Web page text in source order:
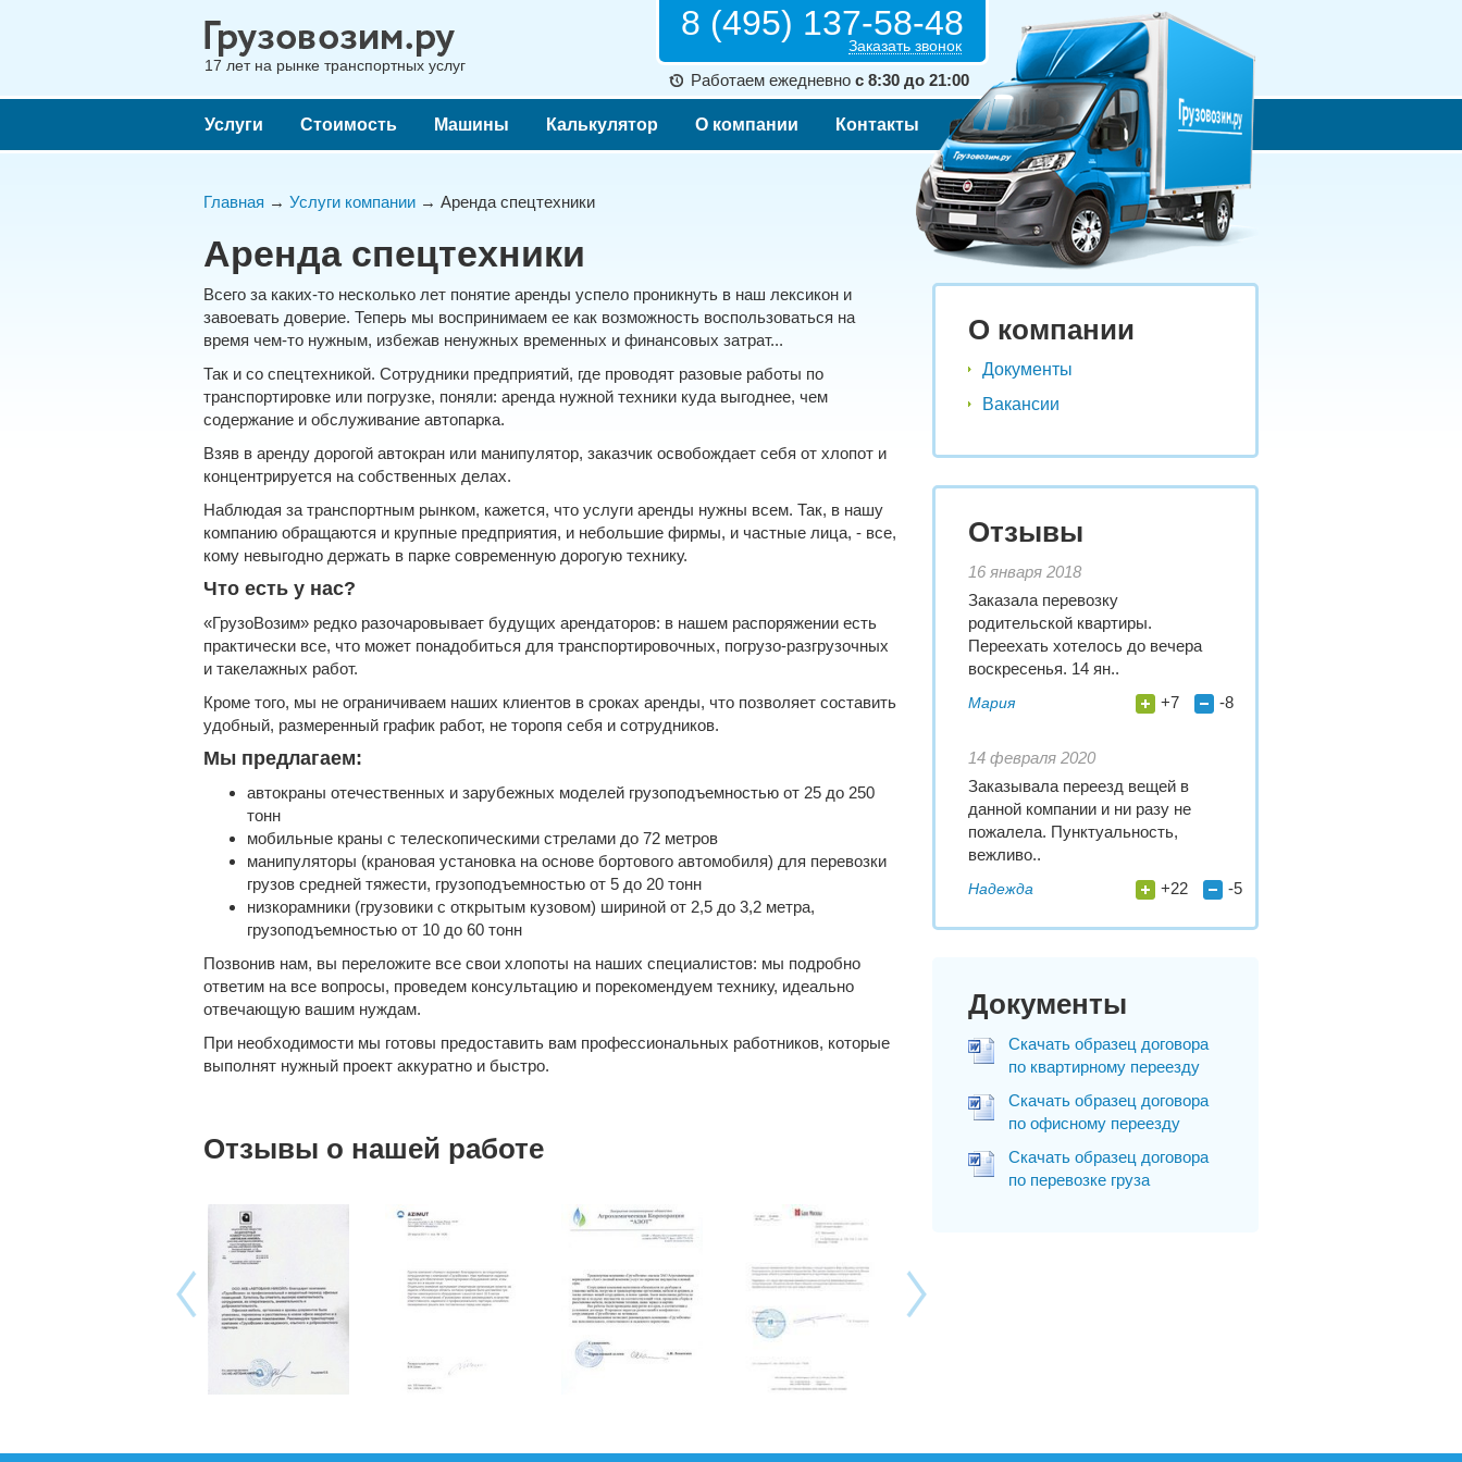
17 лет на рынке транспортных услуг
Услуги Стоимость Машины Калькулятор О компании Контакты
8 (495) 137-58-48
Заказать звонок
Работаем ежедневно с 8:30 до 21:00
Главная → Услуги компании → Аренда спецтехники
Аренда спецтехники
Всего за каких-то несколько лет понятие аренды успело проникнуть в наш лексикон и
завоевать доверие. Теперь мы воспринимаем ее как возможность воспользоваться на
время чем-то нужным, избежав ненужных временных и финансовых затрат...
Так и со спецтехникой. Сотрудники предприятий, где проводят разовые работы по
транспортировке или погрузке, поняли: аренда нужной техники куда выгоднее, чем
содержание и обслуживание автопарка.
Взяв в аренду дорогой автокран или манипулятор, заказчик освобождает себя от хлопот и
концентрируется на собственных делах.
Наблюдая за транспортным рынком, кажется, что услуги аренды нужны всем. Так, в нашу
компанию обращаются и крупные предприятия, и небольшие фирмы, и частные лица, - все,
кому невыгодно держать в парке современную дорогую технику.
Что есть у нас?
«ГрузоВозим» редко разочаровывает будущих арендаторов: в нашем распоряжении есть
практически все, что может понадобиться для транспортировочных, погрузо-разгрузочных
и такелажных работ.
Кроме того, мы не ограничиваем наших клиентов в сроках аренды, что позволяет составить
удобный, размеренный график работ, не торопя себя и сотрудников.
Мы предлагаем:
автокраны отечественных и зарубежных моделей грузоподъемностью от 25 до 250
тонн
мобильные краны с телескопическими стрелами до 72 метров
манипуляторы (крановая установка на основе бортового автомобиля) для перевозки
грузов средней тяжести, грузоподъемностью от 5 до 20 тонн
низкорамники (грузовики с открытым кузовом) шириной от 2,5 до 3,2 метра,
грузоподъемностью от 10 до 60 тонн
Позвонив нам, вы переложите все свои хлопоты на наших специалистов: мы подробно
ответим на все вопросы, проведем консультацию и порекомендуем технику, идеально
отвечающую вашим нуждам.
При необходимости мы готовы предоставить вам профессиональных работников, которые
выполнят нужный проект аккуратно и быстро.
Отзывы о нашей работе
О компании
Документы
Вакансии
Отзывы
16 января 2018
Заказала перевозку
родительской квартиры.
Переехать хотелось до вечера
воскресенья. 14 ян..
Мария +7 -8
14 февраля 2020
Заказывала переезд вещей в
данной компании и ни разу не
пожалела. Пунктуальность,
вежливо..
Надежда +22 -5
Документы
Скачать образец договора
по квартирному переезду
Скачать образец договора
по офисному переезду
Скачать образец договора
по перевозке груза